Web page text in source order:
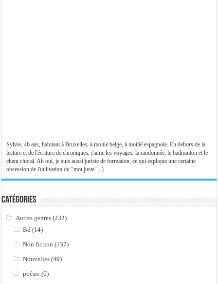
Sylvie, 46 ans, habitant à Bruxelles, à moitié belge, à moitié espagnole. En dehors de la
lecture et de l'écriture de chroniques, j'aime les voyages, la randonnée, le badminton et le
chant choral. Ah oui, je suis aussi juriste de formation, ce qui explique une certaine
obsession de l'utilisation du "mot juste" ;-)
Catégories
Autres genres (232)
Bd (14)
Non fiction (137)
Nouvelles (49)
poésie (6)